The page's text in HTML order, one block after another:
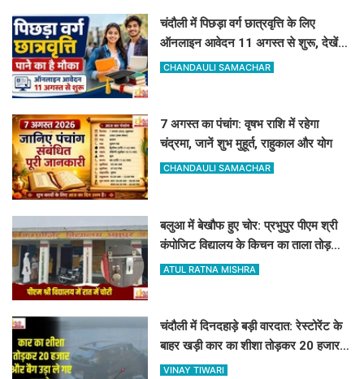
चंदौली में पिछड़ा वर्ग छात्रवृत्ति के लिए
ऑनलाइन आवेदन 11 अगस्त से शुरू, देखें
पूरा शेड्यूल
CHANDAULI SAMACHAR
7 अगस्त का पंचांग: वृषभ राशि में रहेगा
चंद्रमा, जानें शुभ मुहूर्त, राहुकाल और योग
CHANDAULI SAMACHAR
बलुआ में बेखौफ हुए चोर: प्रभुपुर पीएम श्री
कंपोजिट विद्यालय के किचन का ताला तोड़
हजारों का सामान पार
ATUL RATNA MISHRA
चंदौली में दिनदहाड़े बड़ी वारदात: रेस्टोरेंट के
बाहर खड़ी कार का शीशा तोड़कर 20 हजार
और बैग उड़ा ले गए उचक्के
VINAY TIWARI